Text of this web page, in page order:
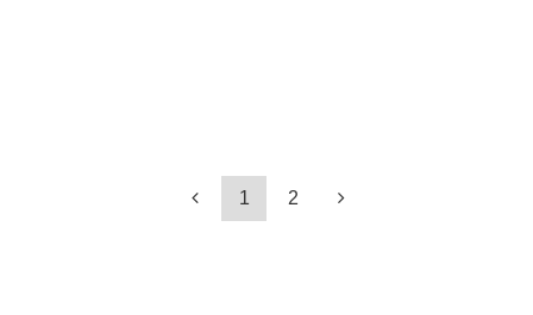
1 2